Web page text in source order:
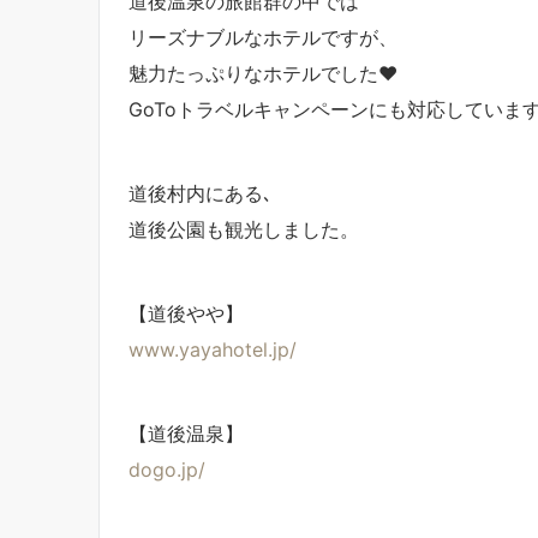
リーズナブルなホテルですが、
魅力たっぷりなホテルでした♥
GoToトラベルキャンペーンにも対応していま
道後村内にある､
道後公園も観光しました。
【道後やや】
www.yayahotel.jp/
【道後温泉】
dogo.jp/